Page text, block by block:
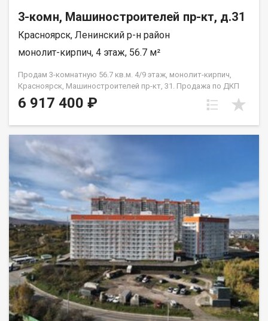
3-комн, Машиностроителей пр-кт, д.31
Красноярск, Ленинский р-н район
монолит-кирпич, 4 этаж, 56.7 м²
Продам 3-комнатную 56.7 кв.м. 4/9 этаж, монолит-кирпич,
Красноярск, Машиностроителей пр-кт, 31. Продажа по ДКП
НЕ ОТ ЗАСТРОЙЩИКА
6 917 400 ₽